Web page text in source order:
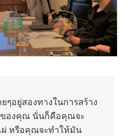
ๆอยู่สองทางในการสร้าง
ของคุณ นั่นก็คือคุณจะ
หรือคุณจะทำให้มัน